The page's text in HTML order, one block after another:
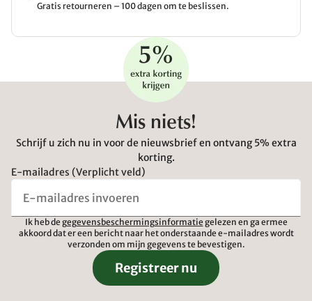
Gratis retourneren – 100 dagen om te beslissen.
Mis niets!
Schrijf u zich nu in voor de nieuwsbrief en ontvang 5% extra
korting.
E-mailadres (Verplicht veld)
Ik heb de gegevensbeschermingsinformatie gelezen en ga ermee
akkoord dat er een bericht naar het onderstaande e-mailadres wordt
verzonden om mijn gegevens te bevestigen.
Registreer nu